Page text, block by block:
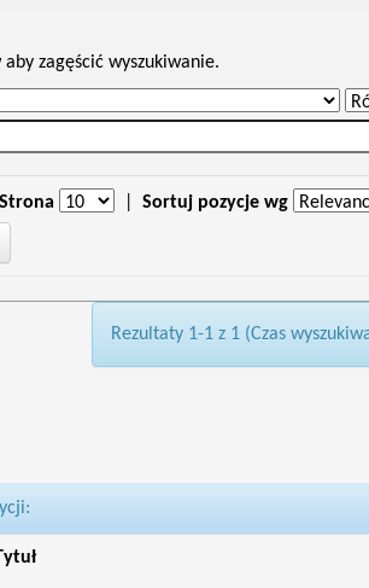
zagęścić wyszukiwanie.
Sortuj pozycje wg
Rezultaty 1-1 z 1 (Czas